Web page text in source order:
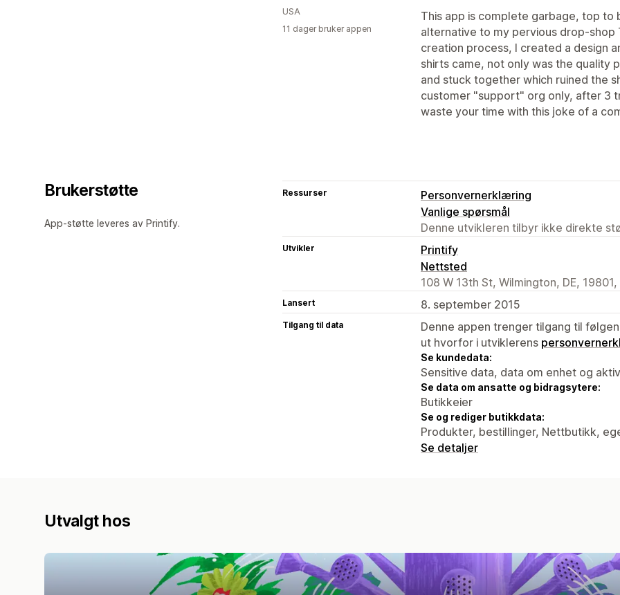
This app is complete garbage, top to
alternative to my pervious drop-
creation process, I created a design
shirts came, not only was the quality
and stuck together which ruined the
customer "support" org only, after 3
waste your time with this joke of a
USA
11 dager bruker appen
Brukerstøtte
App-støtte leveres av Printify.
Ressurser
Personvernerklæring
Vanlige spørsmål
Denne utvikleren tilbyr ikke direkte
Utvikler
Printify
Nettsted
108 W 13th St, Wilmington, DE, 19801,
Lansert 8. september 2015
Tilgang til data
Denne appen trenger tilgang til
ut hvorfor i utviklerens
Se kundedata:
Sensitive data, data om enhet og
Se data om ansatte og bidragsytere:
Butikkeier
Se og rediger butikkdata:
Produkter, bestillinger, Nettbutikk,
Se detaljer
Utvalgt hos